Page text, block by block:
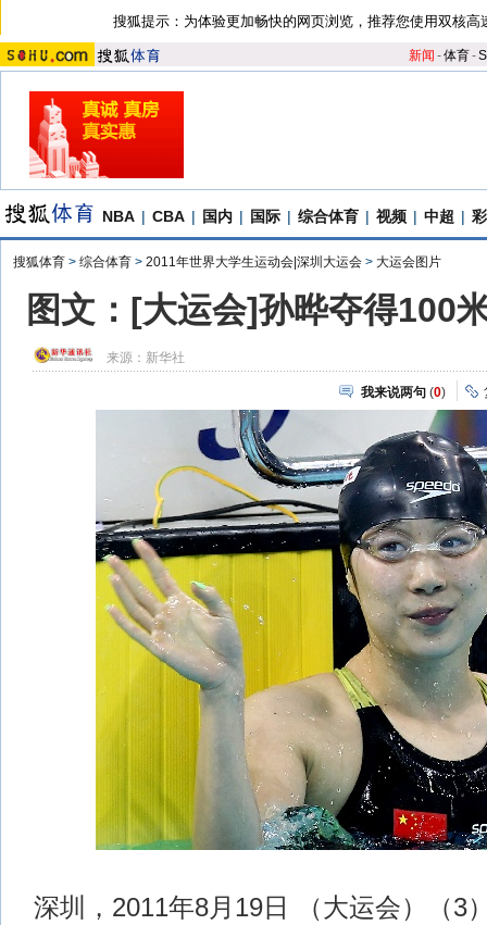
搜狐提示：为体验更加畅快的网页浏览，推荐您使用双核高
新闻 -体育-S
NBA | CBA | 国内 | 国际 | 综合体育 | 视频 | 中超 |
搜狐体育 > 综合体育 > 2011年世界大学生运动会|深圳大运会 > 大运会图片
图文：[大运会]孙晔夺得100
来源： 新华社
我来说两句 (0)
深圳，2011年8月19日 （大运会）（